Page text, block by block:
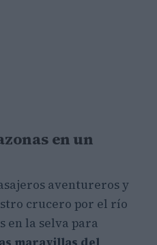
en un
aventureros y
crucero por el río
en la selva para